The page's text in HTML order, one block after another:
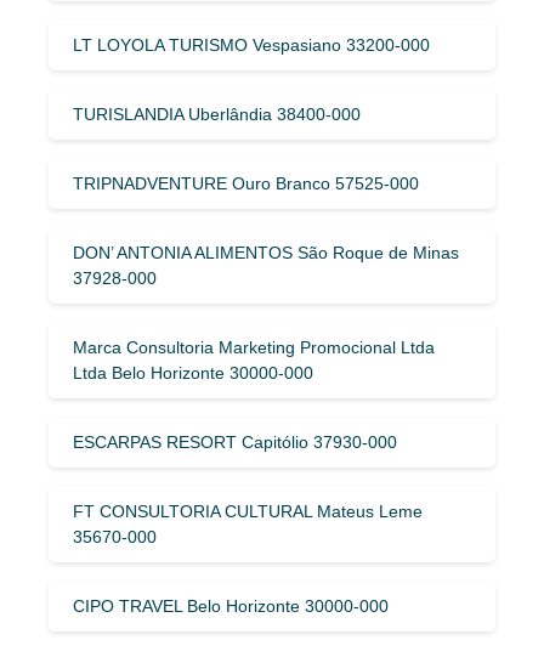
LT LOYOLA TURISMO Vespasiano 33200-000
TURISLANDIA Uberlândia 38400-000
TRIPNADVENTURE Ouro Branco 57525-000
DON’ ANTONIA ALIMENTOS São Roque de Minas
37928-000
Marca Consultoria Marketing Promocional Ltda
Ltda Belo Horizonte 30000-000
ESCARPAS RESORT Capitólio 37930-000
FT CONSULTORIA CULTURAL Mateus Leme
35670-000
CIPO TRAVEL Belo Horizonte 30000-000